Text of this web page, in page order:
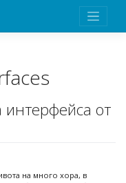
от
на много хора, в